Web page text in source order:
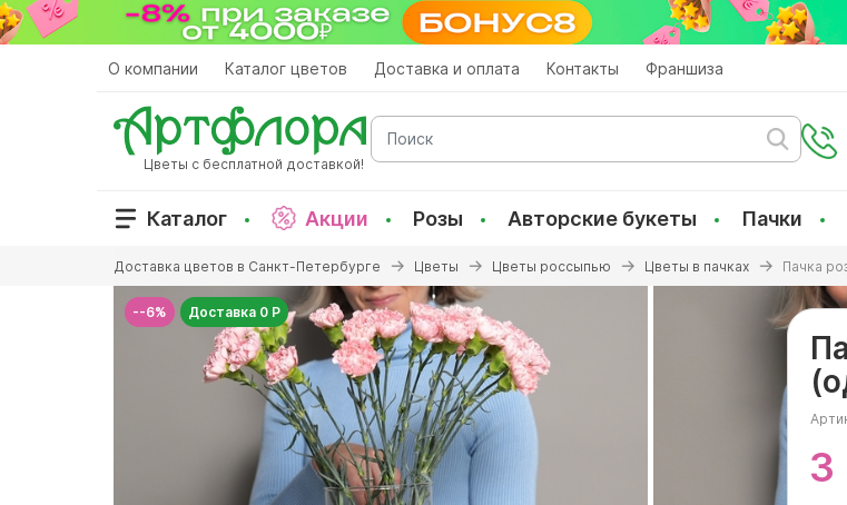
Перейти
к
О компании Каталог цветов Доставка и оплата Контакты Франшиза
Цветы с бесплатной доставкой!
Поиск
Каталог Акции Розы Авторские букеты Пачки
здесь
Доставка цветов в Санкт-Петербурге Цветы Цветы россыпью Цветы в пачках Пачка
--6% Доставка 0 Р
3